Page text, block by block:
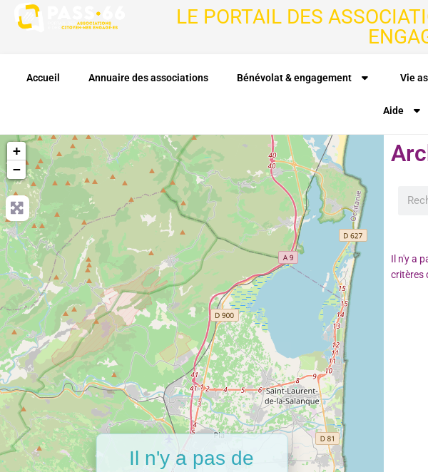
LE PORTAIL DES
Accueil Annuaire des associations Bénévolat & engagement Vie
Aide
+
−
Il n'y a pas de
Il n'y a
critères